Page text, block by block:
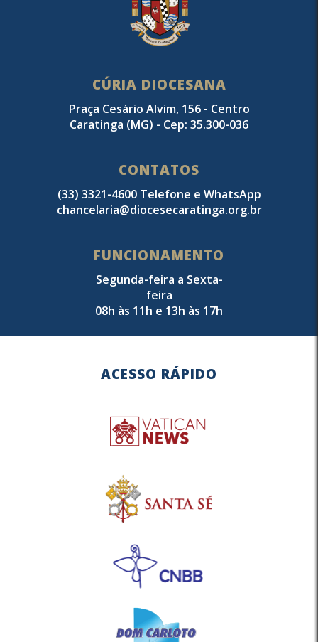
CÚRIA DIOCESANA
Praça Cesário Alvim, 156 - Centro
Caratinga (MG) - Cep: 35.300-036
CONTATOS
(33) 3321-4600 Telefone e WhatsApp
chancelaria@diocesecaratinga.org.br
FUNCIONAMENTO
Segunda-feira a Sexta-
feira
08h às 11h e 13h às 17h
ACESSO RÁPIDO